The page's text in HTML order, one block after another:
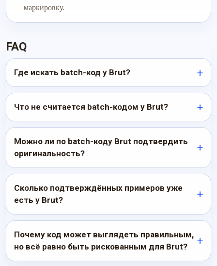
маркировку.
FAQ
Где искать batch-код у Brut?
Что не считается batch-кодом у Brut?
Можно ли по batch-коду Brut подтвердить
оригинальность?
Сколько подтверждённых примеров уже
есть у Brut?
Почему код может выглядеть правильным,
но всё равно быть рискованным для Brut?